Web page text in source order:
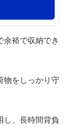
裕で収納でき
物をしっかり守
し、長時間背負